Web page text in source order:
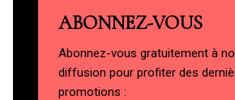
ABONNEZ-VOUS
Abonnez-vous gratuitement à
diffusion pour profiter des
promotions :